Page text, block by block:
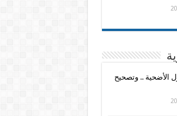
الأضحية .. وتصحيح